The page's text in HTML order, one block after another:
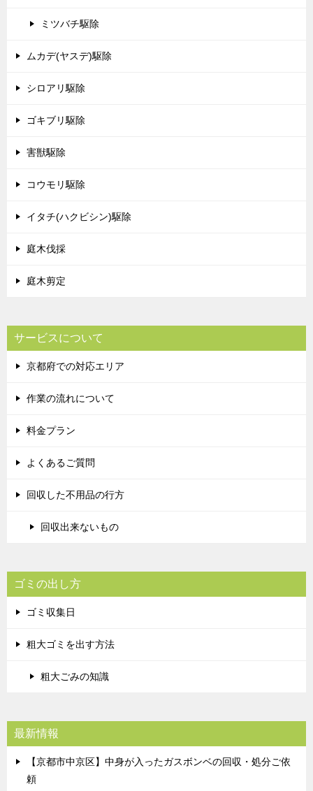
ミツバチ駆除
ムカデ(ヤスデ)駆除
シロアリ駆除
ゴキブリ駆除
害獣駆除
コウモリ駆除
イタチ(ハクビシン)駆除
庭木伐採
庭木剪定
サービスについて
京都府での対応エリア
作業の流れについて
料金プラン
よくあるご質問
回収した不用品の行方
回収出来ないもの
ゴミの出し方
ゴミ収集日
粗大ゴミを出す方法
粗大ごみの知識
最新情報
【京都市中京区】中身が入ったガスボンベの回収・処分ご依
頼